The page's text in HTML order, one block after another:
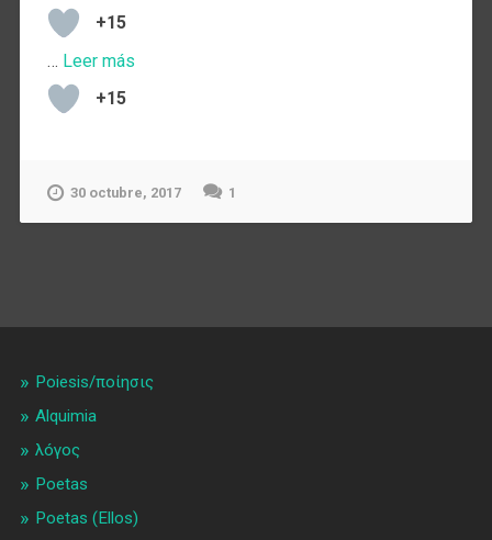
+15
… Leer más
+15
30 octubre, 2017 1
Poiesis/ποίησις
Alquimia
λóγος
Poetas
Poetas (Ellos)